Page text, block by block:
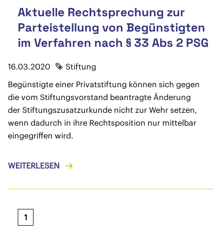
Aktuelle Rechtsprechung zur
Parteistellung von Begünstigten
im Verfahren nach § 33 Abs 2 PSG
16.03.2020
Stiftung
Begünstigte einer Privatstiftung können sich gegen
die vom Stiftungsvorstand beantragte Änderung
der Stiftungszusatzurkunde nicht zur Wehr setzen,
wenn dadurch in ihre Rechtsposition nur mittelbar
eingegriffen wird.
WEITERLESEN
1